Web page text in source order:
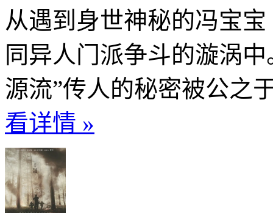
从遇到身世神秘的冯宝
同异人门派争斗的漩涡
源流”传人的秘密被公之
看详情 »